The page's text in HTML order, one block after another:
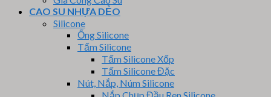
CAO SU NHỰA DẺO
Silicone
Ống Silicone
Tấm Silicone
Tấm Silicone Xốp
Tấm Silicone Đặc
Nút, Nắp, Núm Silicone